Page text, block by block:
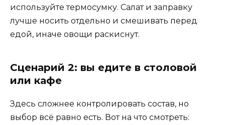
используйте термосумку. Салат и заправку
лучше носить отдельно и смешивать перед
едой, иначе овощи раскиснут.
Сценарий 2: вы едите в столовой
или кафе
Здесь сложнее контролировать состав, но
выбор всё равно есть. Вот на что смотреть: